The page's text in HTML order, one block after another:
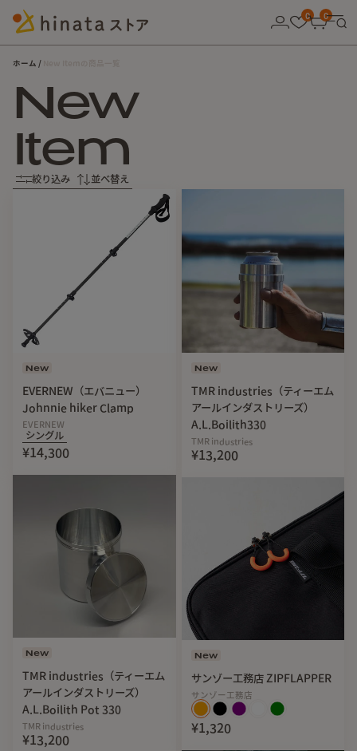
0
0
ホーム
New
Item
絞り込み 並べ替え
New
EVERNEW（エバニュー）
Johnnie hiker Clamp
EVERNEW
シングル
¥14,300
New
TMR industries（ティーエム
アールインダストリーズ）
A.L.Boilith Pot 330
TMR industries
¥13,200
New
TMR industries（ティーエム
アールインダストリーズ）
A.L.Boilith330
TMR industries
¥13,200
New
サンゾー工務店 ZIPFLAPPER
サンゾー工務店
¥1,320